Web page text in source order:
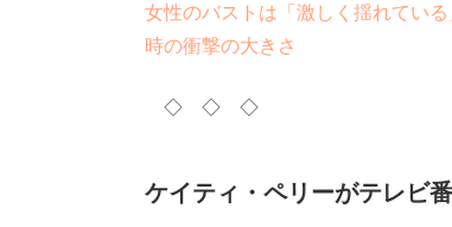
女性のバストは「激しく揺れてい
時の衝撃の大きさ
◇ ◇ ◇
ケイティ・ペリーがテレビ